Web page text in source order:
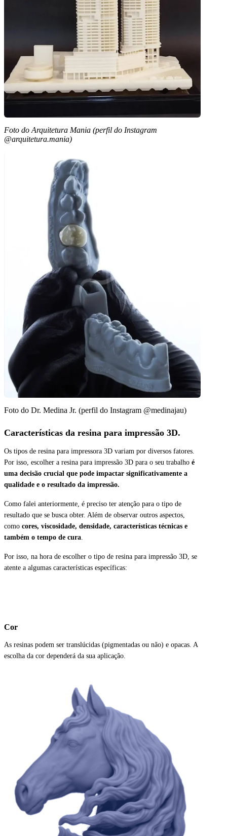
Foto do Arquitetura Mania (perfil do Instagram
@arquitetura.mania)
Foto do Dr. Medina Jr. (perfil do Instagram @medinajau)
Características da resina para impressão 3D.
Os tipos de resina para impressora 3D variam por diversos fatores.
Por isso, escolher a resina para impressão 3D para o seu trabalho é
uma decisão crucial que pode impactar significativamente a
qualidade e o resultado da impressão.
Como falei anteriormente, é preciso ter atenção para o tipo de
resultado que se busca obter. Além de observar outros aspectos,
como cores, viscosidade, densidade, características técnicas e
também o tempo de cura
Por isso, na hora de escolher o tipo de resina para impressão 3D, se
atente a algumas características específicas:
Cor
As resinas podem ser translúcidas (pigmentadas ou não) e opacas. A
escolha da cor dependerá da sua aplicação.